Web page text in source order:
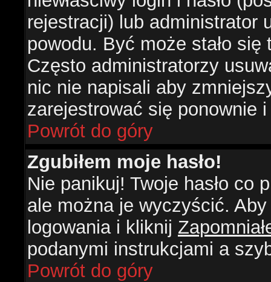
rejestracji) lub administrator
powodu. Być może stało
Często administratorzy
nic nie napisali aby
zarejestrować się ponownie
Powrót do góry
Zgubiłem moje hasło!
Nie panikuj! Twoje hasło co
ale można je wyczyścić.
logowania i kliknij
podanymi instrukcjami a
Powrót do góry